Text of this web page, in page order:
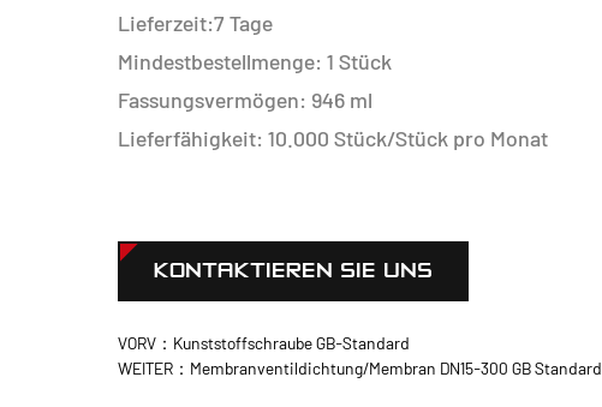
Lieferzeit:7 Tage
Mindestbestellmenge: 1 Stück
Fassungsvermögen: 946 ml
Lieferfähigkeit: 10.000 Stück/Stück pro Monat
KONTAKTIEREN SIE UNS
VORV：Kunststoffschraube GB-Standard
WEITER：Membranventildichtung/Membran DN15-300 GB Standard